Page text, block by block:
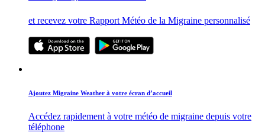
et recevez votre Rapport Météo de la Migraine personnalisé
Ajoutez Migraine Weather à votre écran d’accueil
Accédez rapidement à votre météo de migraine depuis votre
téléphone